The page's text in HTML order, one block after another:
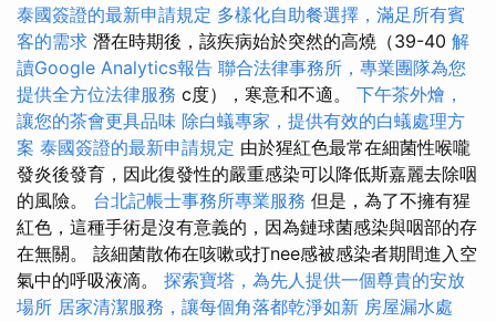
泰國簽證的最新申請規定 多樣化自助餐選擇，滿足所有賓
客的需求 潛在時期後，該疾病始於突然的高燒（39-40 解
讀Google Analytics報告 聯合法律事務所，專業團隊為您
提供全方位法律服務 c度），寒意和不適。 下午茶外燴，
讓您的茶會更具品味 除白蟻專家，提供有效的白蟻處理方
案 泰國簽證的最新申請規定 由於猩紅色最常在細菌性喉嚨
發炎後發育，因此復發性的嚴重感染可以降低斯嘉麗去除咽
的風險。 台北記帳士事務所專業服務 但是，為了不擁有猩
紅色，這種手術是沒有意義的，因為鏈球菌感染與咽部的存
在無關。 該細菌散佈在咳嗽或打nee感被感染者期間進入空
氣中的呼吸液滴。 探索寶塔，為先人提供一個尊貴的安放
場所 居家清潔服務，讓每個角落都乾淨如新 房屋漏水處